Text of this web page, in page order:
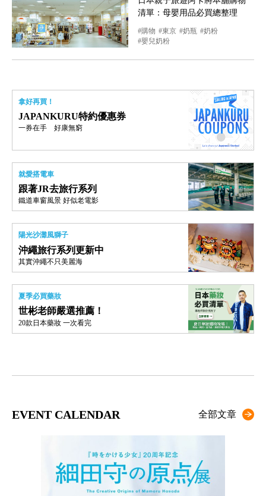
清單：母嬰用品必買總整理
購物 東京 奶瓶
奶粉
嬰兒奶粉
拿好再買！
JAPANKURU特約優惠券
一券在手 好康無窮
就愛搭電車
跟著JR去旅行系列
鐵道車窗風景 好似老電影
陽光沙灘風獅子
沖繩旅行系列更新中
其實沖繩不只美麗海
夏季必買藥妝
世彬老師嚴選推薦！
20款日本藥妝 一次看完
EVENT CALENDAR 全部文章